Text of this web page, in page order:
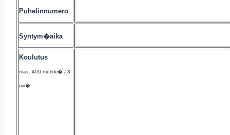
Puhelinnumero
Syntym�aika
Koulutus
max. 400 merkki� / 8
rivi�